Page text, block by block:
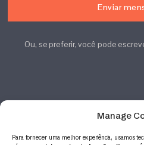
Manage
Para fornecer uma melhor experiência, usamos
Enviar
Ou, se preferir, você pode